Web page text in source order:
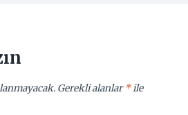
Gerekli alanlar*ile